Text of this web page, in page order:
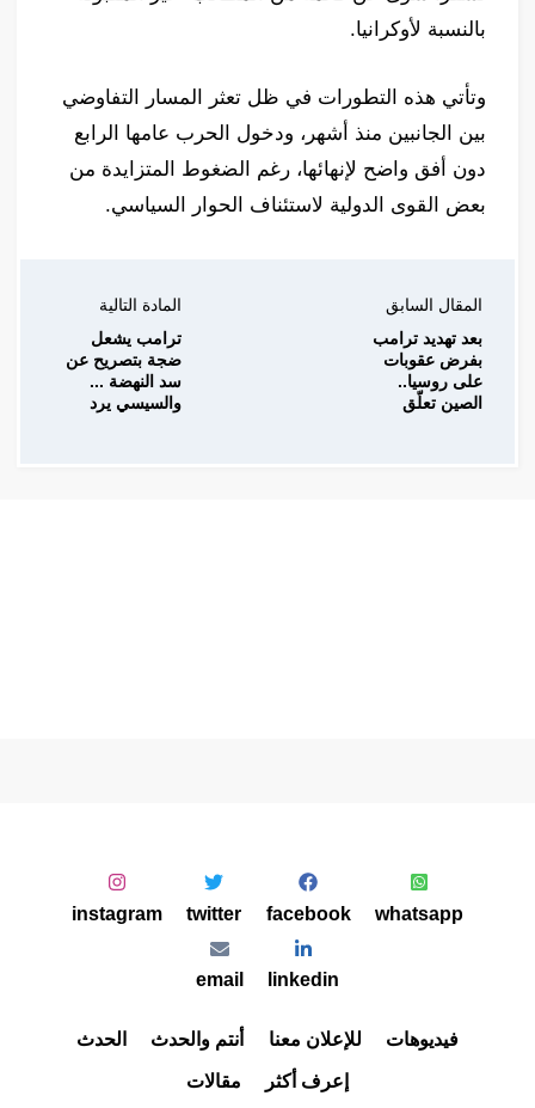
بالنسبة لأوكرانيا.
وتأتي هذه التطورات في ظل تعثر المسار التفاوضي
بين الجانبين منذ أشهر، ودخول الحرب عامها الرابع
دون أفق واضح لإنهائها، رغم الضغوط المتزايدة من
بعض القوى الدولية لاستئناف الحوار السياسي.
المقال السابق
بعد تهديد ترامب
بفرض عقوبات
على روسيا..
الصين تعلّق
المادة التالية
ترامب يشعل
ضجة بتصريح عن
سد النهضة ...
والسيسي يرد
فيديوهات للإعلان معنا أنتم والحدث
الحدث
إعرف أكثر
مقالات
whatsapp
facebook
twitter
instagram
linkedin
email